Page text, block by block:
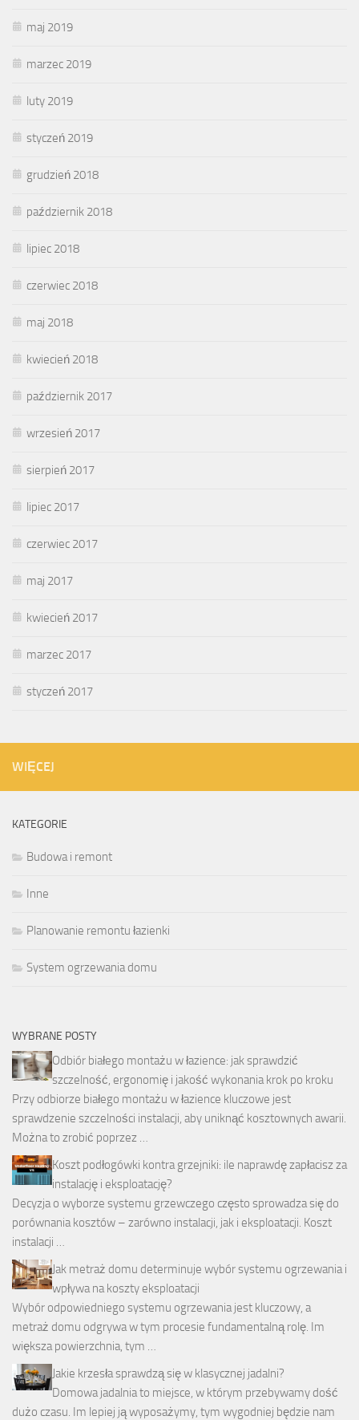
maj 2019
marzec 2019
luty 2019
styczeń 2019
grudzień 2018
październik 2018
lipiec 2018
czerwiec 2018
maj 2018
kwiecień 2018
październik 2017
wrzesień 2017
sierpień 2017
lipiec 2017
czerwiec 2017
maj 2017
kwiecień 2017
marzec 2017
styczeń 2017
WIĘCEJ
KATEGORIE
Budowa i remont
Inne
Planowanie remontu łazienki
System ogrzewania domu
WYBRANE POSTY
Odbiór białego montażu w łazience: jak sprawdzić
szczelność, ergonomię i jakość wykonania krok po kroku
Przy odbiorze białego montażu w łazience kluczowe jest
sprawdzenie szczelności instalacji, aby uniknąć kosztownych awarii.
Można to zrobić poprzez …
Koszt podłogówki kontra grzejniki: ile naprawdę zapłacisz za
instalację i eksploatację?
Decyzja o wyborze systemu grzewczego często sprowadza się do
porównania kosztów – zarówno instalacji, jak i eksploatacji. Koszt
instalacji …
Jak metraż domu determinuje wybór systemu ogrzewania i
wpływa na koszty eksploatacji
Wybór odpowiedniego systemu ogrzewania jest kluczowy, a
metraż domu odgrywa w tym procesie fundamentalną rolę. Im
większa powierzchnia, tym …
Jakie krzesła sprawdzą się w klasycznej jadalni?
Domowa jadalnia to miejsce, w którym przebywamy dość
dużo czasu. Im lepiej ją wyposażymy, tym wygodniej będzie nam